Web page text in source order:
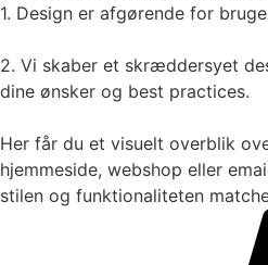
1. Design er afgørende for
2. Vi skaber et skræddersyet
dine ønsker og best practices.
Her får du et visuelt overblik
hjemmeside, webshop eller
stilen og funktionaliteten